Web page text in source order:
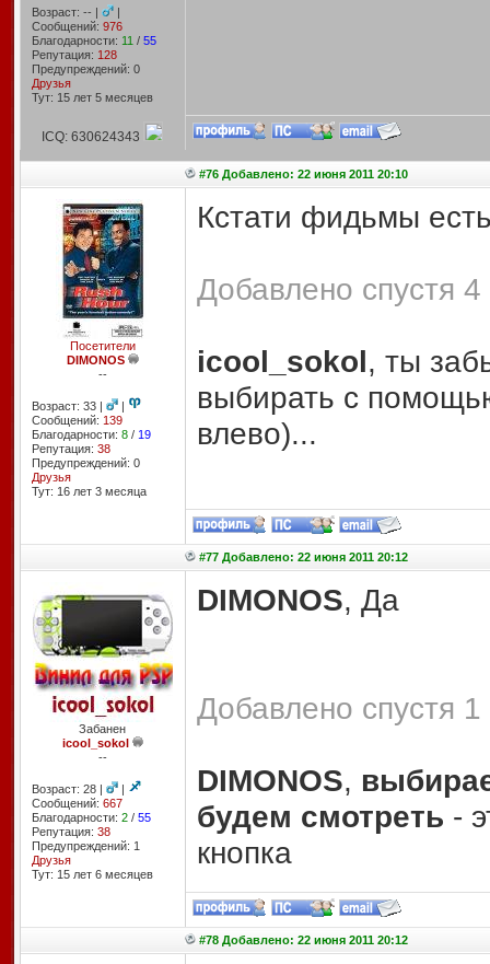
Возраст: -- |
|
Сообщений: 976
Благодарности: 11 / 55
Репутация: 128
Предупреждений: 0
Друзья
Тут: 15 лет 5 месяцев
ICQ: 630624343
#76 Добавлено: 22 июня 2011 20:10
Посетители
DIMONOS
--
Возраст: 33 |
|
Сообщений: 139
Благодарности: 8/ 19
Репутация: 38
Предупреждений: 0
Друзья
Тут: 16 лет 3 месяцa
Кстати фидьмы
Добавлено спустя
icool_sokol, ты
выбирать с
влево)...
#77 Добавлено: 22 июня 2011 20:12
Забанен
icool_sokol
--
Возраст: 28 |
|
Сообщений: 667
Благодарности: 2/ 55
Репутация: 38
Предупреждений: 1
Друзья
Тут: 15 лет 6 месяцев
DIMONOS, Да
Добавлено спустя
DIMONOS,
будем смотреть -
кнопка
#78 Добавлено: 22 июня 2011 20:12